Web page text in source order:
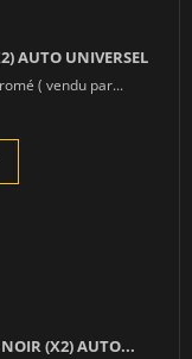
AUTO UNIVERSEL
( vendu par...
(X2) AUTO...